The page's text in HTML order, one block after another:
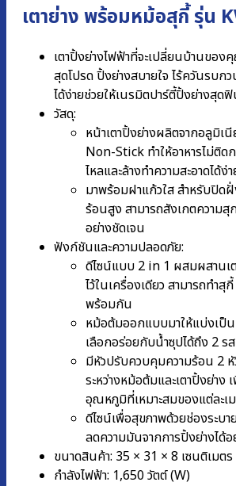
เตาย่าง พร้อมหม้อสุกี้ รุ่น
เตาปิ้งย่างไฟฟ้าที่จะเปลี่ยนบ้านของ
สุดโปรด ปิ้งย่างสบายใจ ไร้ควันรบก
ได้ง่ายช่วยให้เนรมิตปาร์ตี้ปิ้งย่างสุด
วัสดุ:
หน้าเตาปิ้งย่างผลิตจากอลูมิเ
Non-Stick ทำให้อาหารไม่ติด
ไหลและล้างทำความสะอาดได้ง่
มาพร้อมฝาแก้วใส สำหรับปิด
ร้อนสูง สามารถสังเกตความสุ
อย่างชัดเจน
ฟังก์ชันและความปลอดภัย:
ดีไซน์แบบ 2 in 1 ผสมผสานเ
ไว้ในเครื่องเดียว สามารถทำสุ
พร้อมกัน
หม้อต้มออกแบบมาให้แบ่งเป็
เลือกอร่อยกับน้ำซุปได้ถึง 2 รส
มีหัวปรับควบคุมความร้อน 2
ระหว่างหม้อต้มและเตาปิ้งย่าง
อุณหภูมิที่เหมาะสมของแต่ละเ
ดีไซน์เพื่อสุขภาพด้วยช่องระบ
ลดความมันจากการปิ้งย่างได้
ขนาดสินค้า: 35 × 31 × 8 เซนติเมต
กำลังไฟฟ้า: 1,650 วัตต์ (W)